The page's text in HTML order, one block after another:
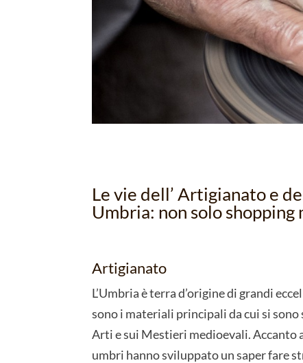
Le vie dell’ Artigianato e
Umbria: non solo
Artigianato
L’Umbria è terra d’origine di grandi
sono i materiali principali da cui si
Arti e sui Mestieri medioevali. Accanto
umbri hanno sviluppato un saper fare